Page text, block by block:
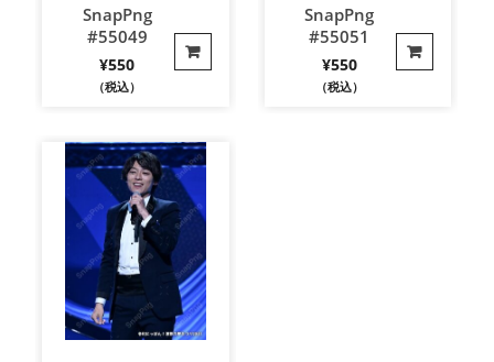
SnapPng
#55049
¥550
（税込）
SnapPng
#55051
¥550
（税込）